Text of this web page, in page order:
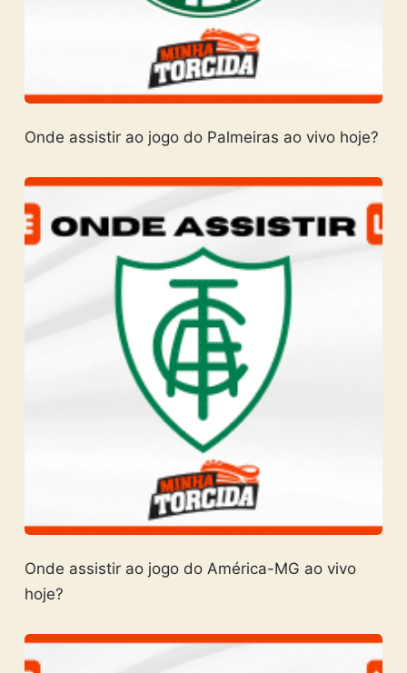
Onde assistir ao jogo do Palmeiras ao vivo hoje?
Onde assistir ao jogo do América-MG ao vivo
hoje?